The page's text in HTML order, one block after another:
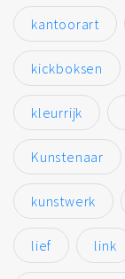
kantoorart
kickboksen
kleurrijk
Kunstenaar
kunstwerk
lief link